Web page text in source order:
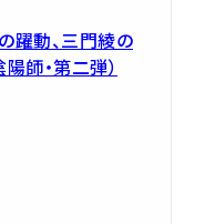
躍動、三門綾の
師・第二弾）